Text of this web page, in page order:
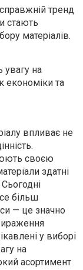
тренд
стають
матеріалів.
увагу на
економіки та
впливає не
своєю
здатні
більш
— це значно
у виборі
на
асортимент